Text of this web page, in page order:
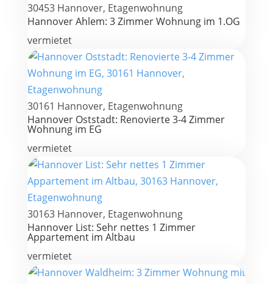
30453 Hannover, Etagenwohnung
Hannover Ahlem: 3 Zimmer Wohnung im 1.OG
vermietet
30161 Hannover, Etagenwohnung
Hannover Oststadt: Renovierte 3-4 Zimmer
Wohnung im EG
vermietet
30163 Hannover, Etagenwohnung
Hannover List: Sehr nettes 1 Zimmer
Appartement im Altbau
vermietet